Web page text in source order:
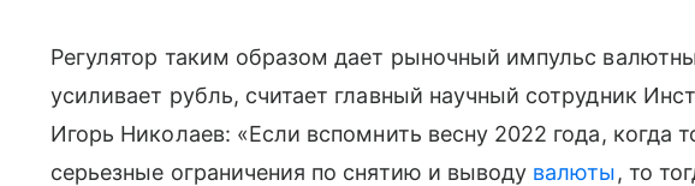
Регулятор таким образом дает рыночный импульс
усиливает рубль, считает главный научный сотрудник
Игорь Николаев: «Если вспомнить весну 2022 года, когда
серьезные ограничения по снятию и выводу валюты, то